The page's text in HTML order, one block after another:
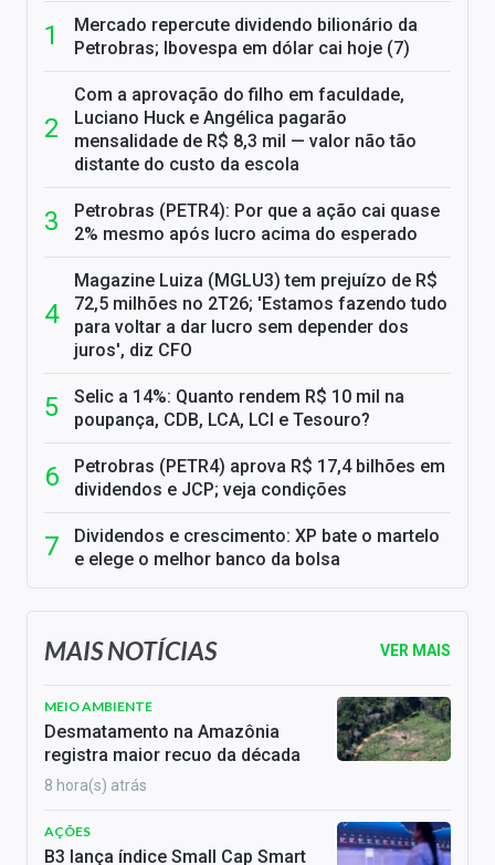
Mercado repercute dividendo bilionário da
Petrobras; Ibovespa em dólar cai hoje (7)
Com a aprovação do filho em faculdade,
Luciano Huck e Angélica pagarão
mensalidade de R$ 8,3 mil — valor não tão
distante do custo da escola
Petrobras (PETR4): Por que a ação cai quase
2% mesmo após lucro acima do esperado
Magazine Luiza (MGLU3) tem prejuízo de R$
72,5 milhões no 2T26; 'Estamos fazendo tudo
para voltar a dar lucro sem depender dos
juros', diz CFO
Selic a 14%: Quanto rendem R$ 10 mil na
poupança, CDB, LCA, LCI e Tesouro?
Petrobras (PETR4) aprova R$ 17,4 bilhões em
dividendos e JCP; veja condições
Dividendos e crescimento: XP bate o martelo
e elege o melhor banco da bolsa
MAIS NOTÍCIAS VER MAIS
MEIO AMBIENTE
Desmatamento na Amazônia
registra maior recuo da década
8 hora(s) atrás
AÇÕES
B3 lança índice Small Cap Smart